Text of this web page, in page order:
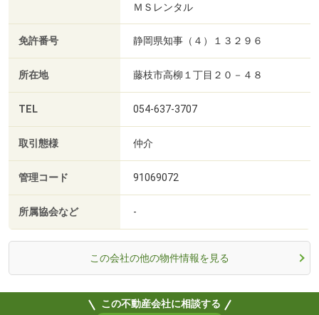
ＭＳレンタル
免許番号 静岡県知事（４）１３２９６
所在地 藤枝市高柳１丁目２０－４８
TEL 054-637-3707
取引態様 仲介
管理コード 91069072
所属協会など -
この会社の他の物件情報を見る
この不動産会社に相談する